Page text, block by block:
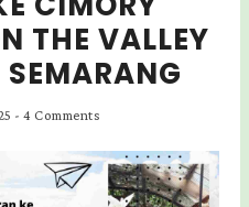
THE VALLEY
-4 Comments